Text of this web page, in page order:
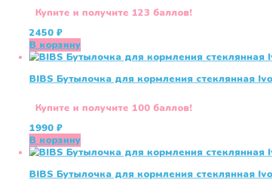
Купите и получите 123 баллов!
2450 ₽
В корзину
BIBS Бутылочка для кормления стеклянная
Купите и получите 100 баллов!
1990 ₽
В корзину
BIBS Бутылочка для кормления стеклянная